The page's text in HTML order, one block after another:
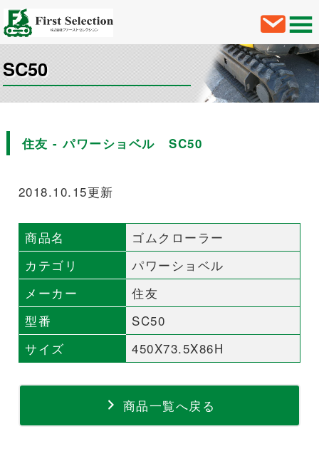
SC50
住友 - パワーショベル SC50
2018.10.15更新
商品名
ゴムクローラー
カテゴリ
パワーショベル
メーカー
住友
型番
SC50
サイズ
450X73.5X86H
商品一覧へ戻る